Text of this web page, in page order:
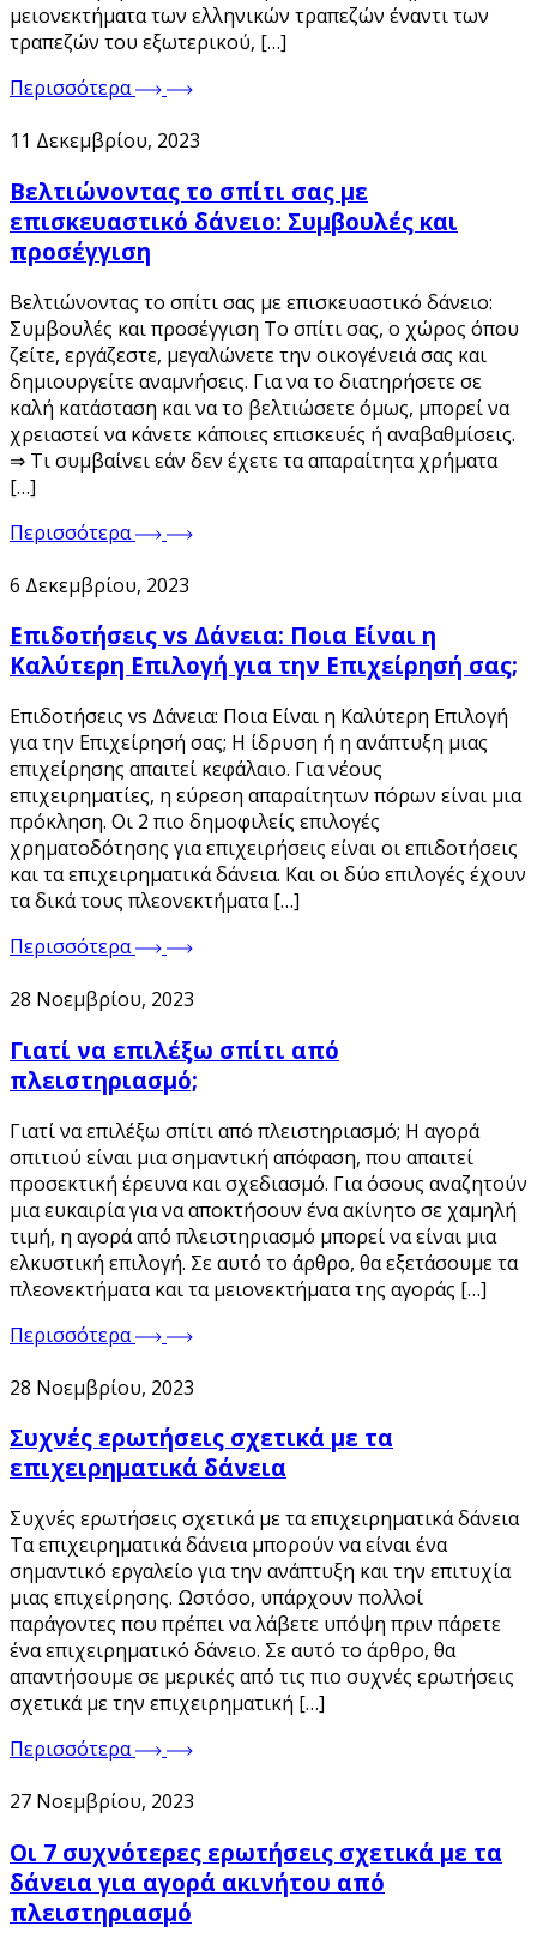
μειονεκτήματα των ελληνικών τραπεζών έναντι των
τραπεζών του εξωτερικού, […]
Περισσότερα
11 Δεκεμβρίου, 2023
Βελτιώνοντας το σπίτι σας με
επισκευαστικό δάνειο: Συμβουλές και
προσέγγιση
Βελτιώνοντας το σπίτι σας με επισκευαστικό δάνειο:
Συμβουλές και προσέγγιση Το σπίτι σας, ο χώρος όπου
ζείτε, εργάζεστε, μεγαλώνετε την οικογένειά σας και
δημιουργείτε αναμνήσεις. Για να το διατηρήσετε σε
καλή κατάσταση και να το βελτιώσετε όμως, μπορεί να
χρειαστεί να κάνετε κάποιες επισκευές ή αναβαθμίσεις.
⇒ Τι συμβαίνει εάν δεν έχετε τα απαραίτητα χρήματα
[…]
Περισσότερα
6 Δεκεμβρίου, 2023
Επιδοτήσεις vs Δάνεια: Ποια Είναι η
Καλύτερη Επιλογή για την Επιχείρησή σας;
Επιδοτήσεις vs Δάνεια: Ποια Είναι η Καλύτερη Επιλογή
για την Επιχείρησή σας; Η ίδρυση ή η ανάπτυξη μιας
επιχείρησης απαιτεί κεφάλαιο. Για νέους
επιχειρηματίες, η εύρεση απαραίτητων πόρων είναι μια
πρόκληση. Οι 2 πιο δημοφιλείς επιλογές
χρηματοδότησης για επιχειρήσεις είναι οι επιδοτήσεις
και τα επιχειρηματικά δάνεια. Και οι δύο επιλογές έχουν
τα δικά τους πλεονεκτήματα […]
Περισσότερα
28 Νοεμβρίου, 2023
Γιατί να επιλέξω σπίτι από
πλειστηριασμό;
Γιατί να επιλέξω σπίτι από πλειστηριασμό; Η αγορά
σπιτιού είναι μια σημαντική απόφαση, που απαιτεί
προσεκτική έρευνα και σχεδιασμό. Για όσους αναζητούν
μια ευκαιρία για να αποκτήσουν ένα ακίνητο σε χαμηλή
τιμή, η αγορά από πλειστηριασμό μπορεί να είναι μια
ελκυστική επιλογή. Σε αυτό το άρθρο, θα εξετάσουμε τα
πλεονεκτήματα και τα μειονεκτήματα της αγοράς […]
Περισσότερα
28 Νοεμβρίου, 2023
Συχνές ερωτήσεις σχετικά με τα
επιχειρηματικά δάνεια
Συχνές ερωτήσεις σχετικά με τα επιχειρηματικά δάνεια
Τα επιχειρηματικά δάνεια μπορούν να είναι ένα
σημαντικό εργαλείο για την ανάπτυξη και την επιτυχία
μιας επιχείρησης. Ωστόσο, υπάρχουν πολλοί
παράγοντες που πρέπει να λάβετε υπόψη πριν πάρετε
ένα επιχειρηματικό δάνειο. Σε αυτό το άρθρο, θα
απαντήσουμε σε μερικές από τις πιο συχνές ερωτήσεις
σχετικά με την επιχειρηματική […]
Περισσότερα
27 Νοεμβρίου, 2023
Οι 7 συχνότερες ερωτήσεις σχετικά με τα
δάνεια για αγορά ακινήτου από
πλειστηριασμό